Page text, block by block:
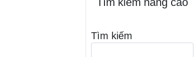
Tìm kiếm